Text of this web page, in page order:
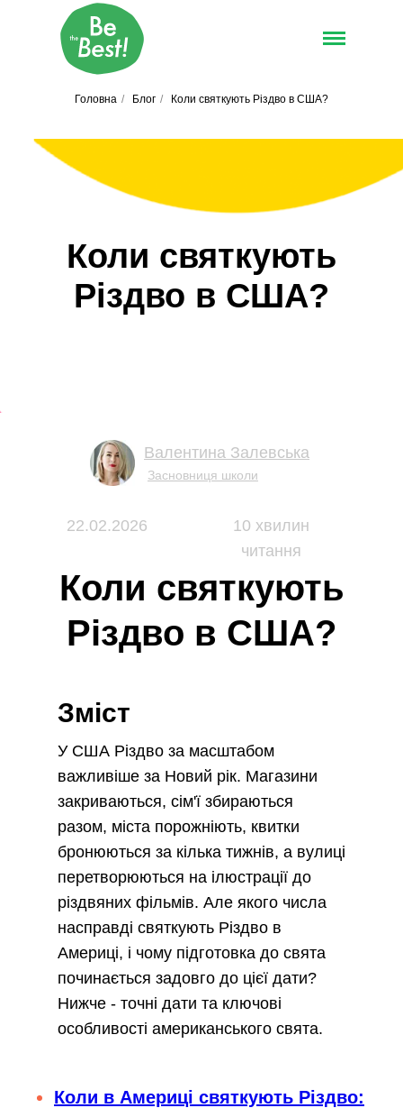
Головна / Блог / Коли святкують Різдво в США?
Коли святкують
Різдво в США?
Коли святкують
Різдво в США?
22.02.2026
10 хвилин
читання
Валентина Залевська
Засновниця школи
Зміст
У США Різдво за масштабом
важливіше за Новий рік. Магазини
закриваються, сім'ї збираються
разом, міста порожніють, квитки
бронюються за кілька тижнів, а вулиці
перетворюються на ілюстрації до
різдвяних фільмів. Але якого числа
насправді святкують Різдво в
Америці, і чому підготовка до свята
починається задовго до цієї дати?
Нижче - точні дати та ключові
особливості американського свята.
Коли в Америці святкують Різдво: